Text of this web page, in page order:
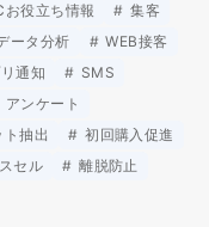
お役立ち情報
集客
ータ分析
WEB接客
通知
SMS
アンケート
ト抽出
初回購入促進
セル 離脱防止